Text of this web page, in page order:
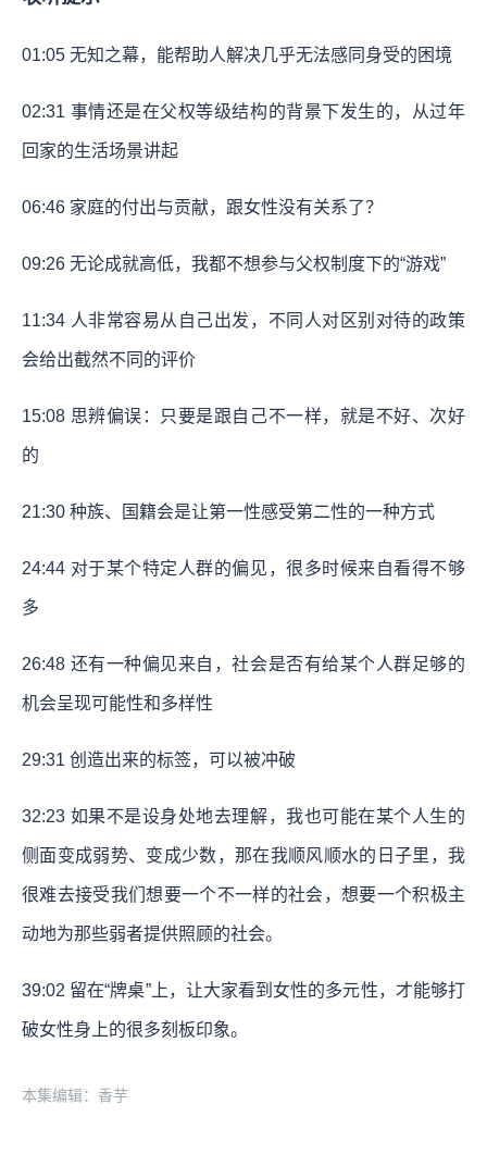
01:05 无知之幕，能帮助人解决几乎无法感同身受的困境
02:31 事情还是在父权等级结构的背景下发生的，从过年
回家的生活场景讲起
06:46 家庭的付出与贡献，跟女性没有关系了？
09:26 无论成就高低，我都不想参与父权制度下的“游戏”
11:34 人非常容易从自己出发，不同人对区别对待的政策
会给出截然不同的评价
15:08 思辨偏误：只要是跟自己不一样，就是不好、次好
的
21:30 种族、国籍会是让第一性感受第二性的一种方式
24:44 对于某个特定人群的偏见，很多时候来自看得不够
多
26:48 还有一种偏见来自，社会是否有给某个人群足够的
机会呈现可能性和多样性
29:31 创造出来的标签，可以被冲破
32:23 如果不是设身处地去理解，我也可能在某个人生的
侧面变成弱势、变成少数，那在我顺风顺水的日子里，我
很难去接受我们想要一个不一样的社会，想要一个积极主
动地为那些弱者提供照顾的社会。
39:02 留在“牌桌”上，让大家看到女性的多元性，才能够打
破女性身上的很多刻板印象。
本集编辑：香芋